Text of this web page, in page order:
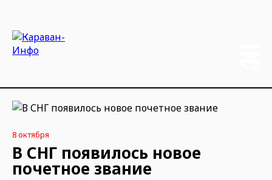
8 октября
В СНГ появилось новое
почетное звание